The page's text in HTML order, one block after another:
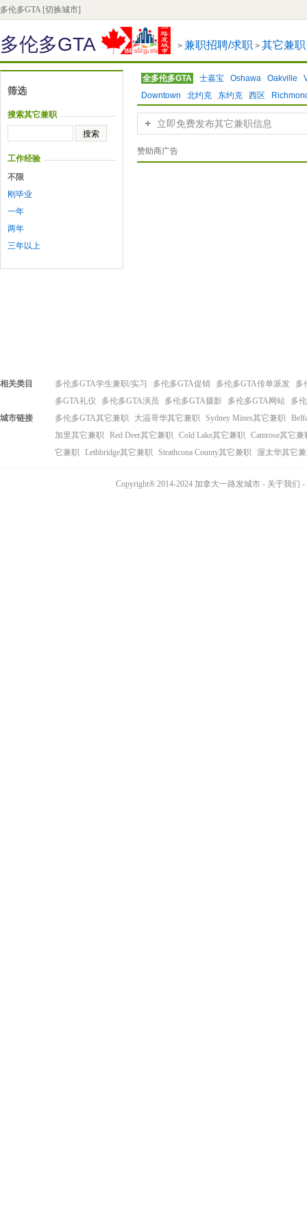
多伦多GTA [切换城市]
多伦多GTA > 兼职招聘/求职 > 其它兼职
筛选
搜索其它兼职
工作经验
不限
刚毕业
一年
两年
三年以上
全多伦多GTA 士嘉宝 Oshawa Oakville
Downtown
北约克 东约克 西区
+ 立即免费发布其它兼职信息
赞助商广告
相关类目 多伦多GTA学生兼职/实习 多伦多GTA促销 多伦多GTA传单派发
多
多GTA礼仪
多伦多GTA演员 多伦多GTA摄影 多伦多GTA网站
多
城市链接
多伦多GTA其它兼职 大温哥华其它兼职 Sydney Mines其它兼职
加里其它兼职 Red Deer其它兼职 Cold Lake其它兼职 Camrose其它兼
它兼职 Lethbridge其它兼职 Strathcona County其它兼职 渥太华其它
Copyright® 2014-2024 加拿大一路发城市 - 关于我们 -